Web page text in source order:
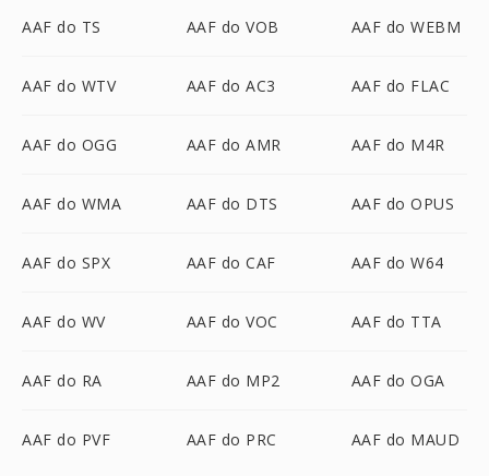
AAF do TS AAF do VOB AAF do WEBM
AAF do WTV AAF do AC3 AAF do FLAC
AAF do OGG AAF do AMR AAF do M4R
AAF do WMA AAF do DTS AAF do OPUS
AAF do SPX AAF do CAF AAF do W64
AAF do WV AAF do VOC AAF do TTA
AAF do RA AAF do MP2 AAF do OGA
AAF do PVF AAF do PRC AAF do MAUD